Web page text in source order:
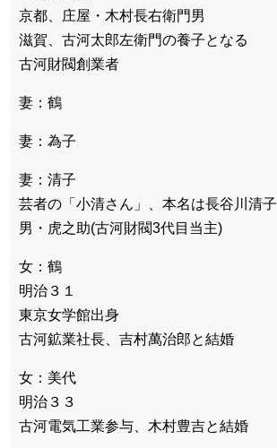
京都、庄屋・木村長右衛門男
滋賀、古河太郎左衛門の養子となる
古河財閥創業者
妻：鶴
妻：為子
妻：清子
芸者の「小清さん」、本名は長谷川清子
男・虎之助(古河財閥3代目当主)
女：鶴
明治３１
東京女学館出身
古河鉱業社長、吉村萬治郎と結婚
女：美代
明治３３
古河電気工業参与、木村豊吉と結婚